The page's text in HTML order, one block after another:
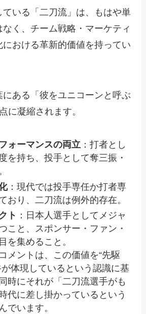
ている「二刀流」は、もはや単
く、チーム戦略・マーケティ
における革新的価値を持ってい
にある「彼をユニコーンと呼ぶ
に凝縮されます。
ォーマンスの両立 ：打者とし
を持ち、投手として奪三振・
：現代では投手専任か打者専
おり、二刀流は例外的存在。
ト ：日本人選手としてメジャ
こと、スポンサー・ファン・
を集めること。
メントは、この価値を“先駆
体現しているという認識に基
時にそれが「二刀流選手がも
代に差し掛かっているという
でいます。